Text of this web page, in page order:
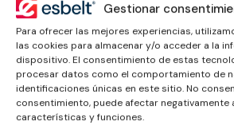
Gestionar
Para ofrecer las mejores experiencias,
las cookies para almacenar y/o acceder a la
dispositivo. El consentimiento de estas
procesar datos como el comportamiento de
identificaciones únicas en este sitio. No
consentimiento, puede afectar negativamente
características y funciones.